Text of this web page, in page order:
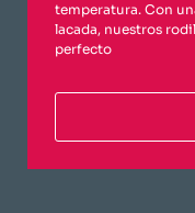
temperatura. Con
lacada, nuestros
perfecto